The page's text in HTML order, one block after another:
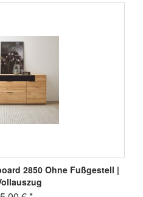
2850 Ohne Fußgestell |